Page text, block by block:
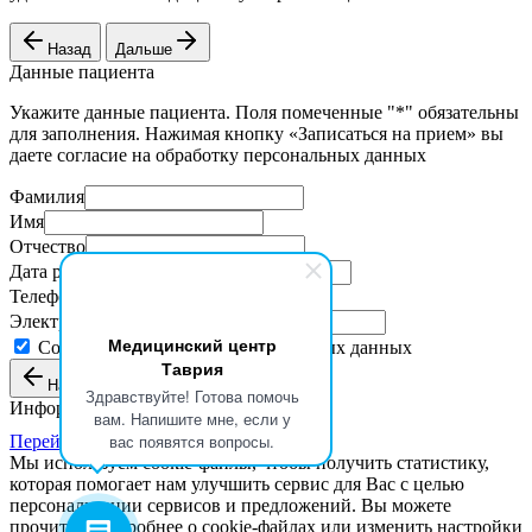
Медицинский центр
Таврия
Здравствуйте! Готова помочь
вам. Напишите мне, если у
вас появятся вопросы.
Назад Дальше
Данные пациента
Укажите данные пациента. Поля помеченные "*" обязательны
для заполнения. Нажимая кнопку «Записаться на прием» вы
даете согласие на обработку персональных данных
Фамилия
Имя
Отчество
Дата рождения
Телефон
Электронная почта
Согласие на обработку персональных данных
Назад
Информация о талоне
Перейти к оплате
Мы используем cookie-файлы, чтобы получить статистику,
которая помогает нам улучшить сервис для Вас с целью
персонализации сервисов и предложений. Вы можете
прочитать подробнее о cookie-файлах или изменить настройки